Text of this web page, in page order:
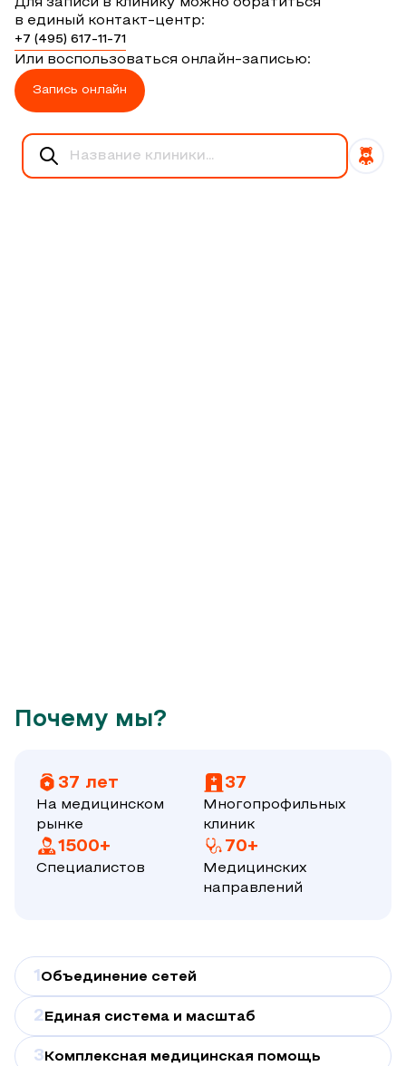
Для записи в клинику можно обратиться
в единый контакт-центр:
+7 (495) 617-11-71
Или воспользоваться онлайн-записью:
Запись онлайн
Почему мы?
37 лет
На медицинском
рынке
37
Многопрофильных
клиник
1500+
Специалистов
70+
Медицинских
направлений
1 Объединение сетей
2 Единая система и масштаб
3 Комплексная медицинская помощь